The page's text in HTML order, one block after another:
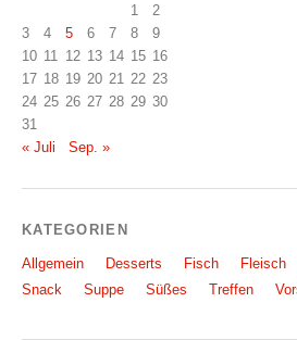
1
2
3
4 5 6 7 8
9
10 11 12 13 14 15 16
17 18 19 20 21 22 23
24 25 26 27 28 29 30
31
« Juli
Sep. »
KATEGORIEN
Allgemein Desserts Fisch Fleisch
Snack
Suppe Süßes Treffen